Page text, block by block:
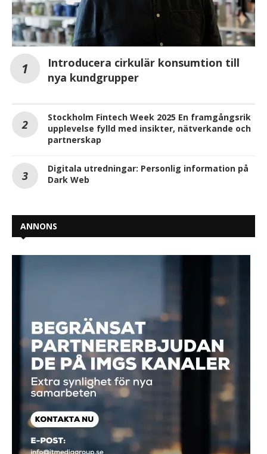
Introducera cirkulär konsumtion till
nya kundgrupper
Stockholm Fintech Week 2025 En framgångsrik
upplevelse fylld med insikter, nätverkande och
partnerskap
Digitala utredningar: Personlig information på
Dark Web
ANNONS